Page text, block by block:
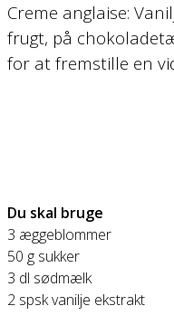
Creme anglaise:
frugt, på
for at fremstille en
Du skal bruge
3 æggeblommer
50 g sukker
3 dl sødmælk
2 spsk vanilje ekstrakt